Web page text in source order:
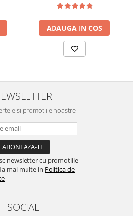
ADAUGA IN COS
si promotiile noastre
newsletter cu promotiile
mai multe in Politica de
SOCIAL